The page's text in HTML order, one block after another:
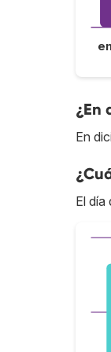
¿En
En
El día